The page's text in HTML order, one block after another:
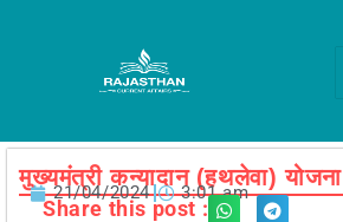
मुख्यमंत्री कन्यादान (हथलेवा) योजना
21/04/2024 3:01 am
Share this post :